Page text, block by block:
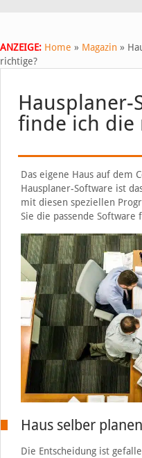
ANZEIGE: Home » Magazin »
richtige?
Hausplaner-
finde ich die
Das eigene Haus auf dem
Hausplaner-Software ist
mit diesen speziellen
Sie die passende Software
Haus selber
Die Entscheidung ist